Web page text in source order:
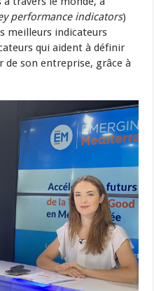
performance indicators)
meilleurs indicateurs
qui aident à définir
de son entreprise, grâce à